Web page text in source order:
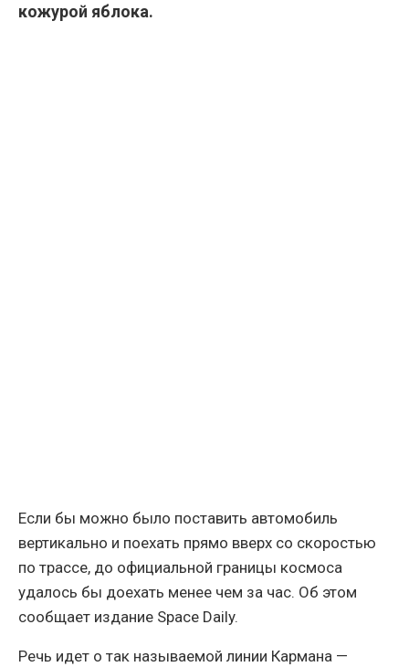
кожурой яблока.
Если бы можно было поставить автомобиль
вертикально и поехать прямо вверх со скоростью
по трассе, до официальной границы космоса
удалось бы доехать менее чем за час. Об этом
сообщает издание Space Daily.
Речь идет о так называемой линии Кармана —